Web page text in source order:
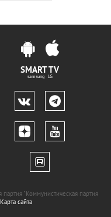
SMART TV
samsung LG
"Коммунистическая партия
Карта сайта